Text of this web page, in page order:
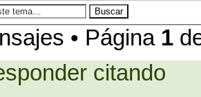
• Página 1
citando